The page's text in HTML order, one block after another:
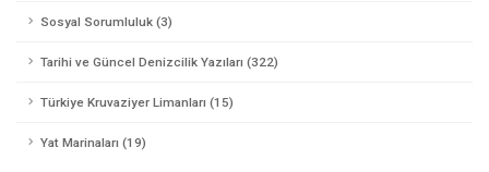
Sosyal Sorumluluk (3)
Tarihi ve Güncel Denizcilik Yazıları (322)
Türkiye Kruvaziyer Limanları (15)
Yat Marinaları (19)